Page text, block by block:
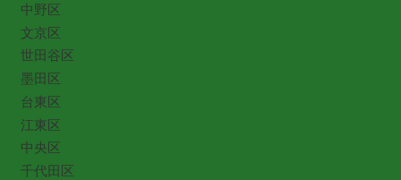
中野区
文京区
世田谷区
墨田区
台東区
江東区
中央区
千代田区